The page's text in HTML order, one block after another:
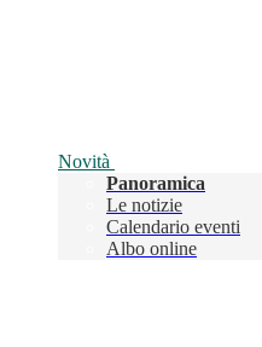
Novità
Panoramica
Le notizie
Calendario eventi
Albo online